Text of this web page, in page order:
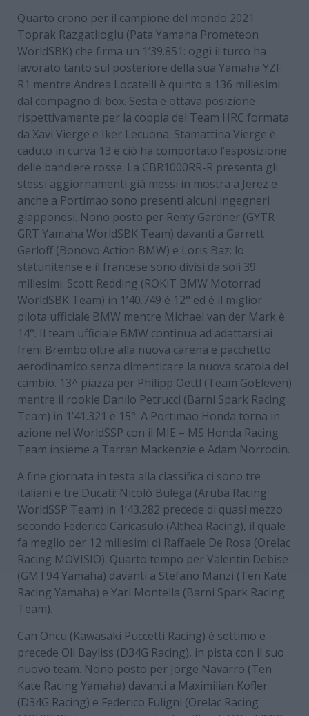
Quarto crono per il campione del mondo 2021
Toprak Razgatlioglu (Pata Yamaha Prometeon
WorldSBK) che firma un 1’39.851: oggi il turco ha
lavorato tanto sul posteriore della sua Yamaha YZF
R1 mentre Andrea Locatelli è quinto a 136 millesimi
dal compagno di box. Sesta e ottava posizione
rispettivamente per la coppia del Team HRC formata
da Xavi Vierge e Iker Lecuona. Stamattina Vierge è
caduto in curva 13 e ciò ha comportato l’esposizione
delle bandiere rosse. La CBR1000RR-R presenta gli
stessi aggiornamenti già messi in mostra a Jerez e
anche a Portimao sono presenti alcuni ingegneri
giapponesi. Nono posto per Remy Gardner (GYTR
GRT Yamaha WorldSBK Team) davanti a Garrett
Gerloff (Bonovo Action BMW) e Loris Baz: lo
statunitense e il francese sono divisi da soli 39
millesimi. Scott Redding (ROKiT BMW Motorrad
WorldSBK Team) in 1’40.749 è 12° ed è il miglior
pilota ufficiale BMW mentre Michael van der Mark è
14°. Il team ufficiale BMW continua ad adattarsi ai
freni Brembo oltre alla nuova carena e pacchetto
aerodinamico senza dimenticare la nuova scatola del
cambio. 13^ piazza per Philipp Oettl (Team GoEleven)
mentre il rookie Danilo Petrucci (Barni Spark Racing
Team) in 1’41.321 è 15°. A Portimao Honda torna in
azione nel WorldSSP con il MIE – MS Honda Racing
Team insieme a Tarran Mackenzie e Adam Norrodin.
A fine giornata in testa alla classifica ci sono tre
italiani e tre Ducati: Nicolò Bulega (Aruba Racing
WorldSSP Team) in 1’43.282 precede di quasi mezzo
secondo Federico Caricasulo (Althea Racing), il quale
fa meglio per 12 millesimi di Raffaele De Rosa (Orelac
Racing MOVISIO). Quarto tempo per Valentin Debise
(GMT94 Yamaha) davanti a Stefano Manzi (Ten Kate
Racing Yamaha) e Yari Montella (Barni Spark Racing
Team).
Can Oncu (Kawasaki Puccetti Racing) è settimo e
precede Oli Bayliss (D34G Racing), in pista con il suo
nuovo team. Nono posto per Jorge Navarro (Ten
Kate Racing Yamaha) davanti a Maximilian Kofler
(D34G Racing) e Federico Fuligni (Orelac Racing